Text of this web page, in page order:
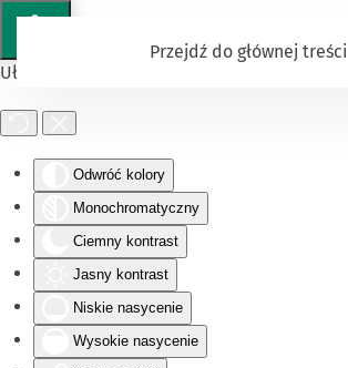
Ułatwienia dostępu
Odwróć kolory
Monochromatyczny
Ciemny kontrast
Jasny kontrast
Niskie nasycenie
Wysokie nasycenie
Przejdź do głównej treści